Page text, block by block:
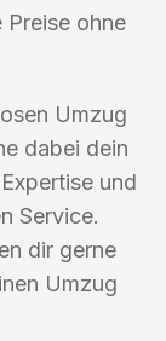
Preise ohne
Umzug
dabei dein
und
Service.
dir gerne
Umzug